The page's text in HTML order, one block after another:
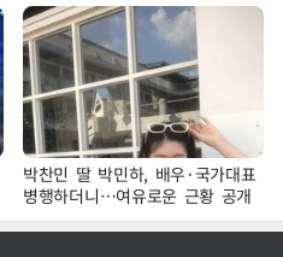
박찬민 딸 박민하, 배우·국가대표
병행하더니…여유로운 근황 공개